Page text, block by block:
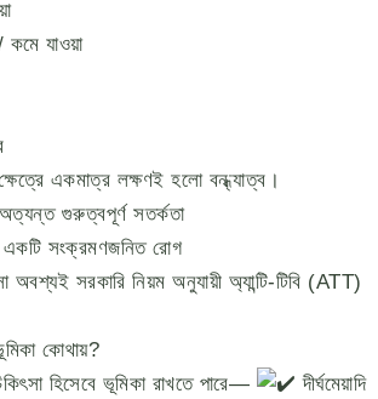
যাওয়া
একমাত্র লক্ষণই হলো বন্ধ্যাত্ব।
অত্যন্ত গুরুত্বপূর্ণ সতর্কতা
সংক্রমণজনিত রোগ
অবশ্যই সরকারি নিয়ম অনুযায়ী অ্যান্টি-টিবি (ATT)
কোথায়?
হিসেবে ভূমিকা রাখতে পারে—
দীর্ঘমেয়াদি